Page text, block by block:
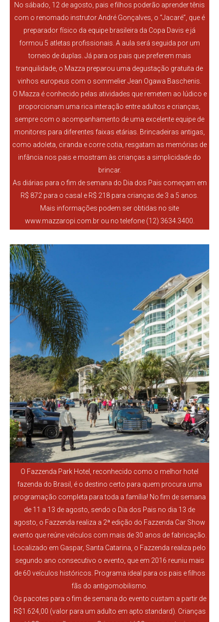
No sábado, 12 de agosto, pais e filhos poderão aprender tênis
com o renomado instrutor André Gonçalves, o “Jacaré”, que é
preparador físico da equipe brasileira da Copa Davis e já
formou 5 atletas profissionais. A aula será seguida por um
torneio de duplas. Já para os pais que preferem mais
tranquilidade, o Mazza preparou uma degustação gratuita de
vinhos europeus com o sommelier Jean Ogawa Baschenis.
O Mazza é conhecido pelas atividades que remetem ao lúdico e
proporcionam uma rica interação entre adultos e crianças,
sempre com o acompanhamento de uma excelente equipe de
monitores para diferentes faixas etárias. Brincadeiras antigas,
como adoleta, ciranda e corre cotia, resgatam as memórias de
infância nos pais e mostram às crianças a simplicidade do
brincar.
As diárias para o fim de semana do Dia dos Pais começam em
R$ 872 para o casal e R$ 218 para crianças de 3 a 5 anos.
Mais informações podem ser obtidas no site
www.mazzaropi.com.br ou no telefone (12) 3634.3400.
O Fazzenda Park Hotel, reconhecido como o melhor hotel
fazenda do Brasil, é o destino certo para quem procura uma
programação completa para toda a família! No fim de semana
de 11 a 13 de agosto, sendo o Dia dos Pais no dia 13 de
agosto, o Fazzenda realiza a 2ª edição do Fazzenda Car Show
evento que reúne veículos com mais de 30 anos de fabricação.
Localizado em Gaspar, Santa Catarina, o Fazzenda realiza pelo
segundo ano consecutivo o evento, que em 2016 reuniu mais
de 60 veículos históricos. Programa ideal para os pais e filhos
fãs do antigomobilismo.
Os pacotes para o fim de semana do evento custam a partir de
R$1.624,00 (valor para um adulto em apto standard). Crianças